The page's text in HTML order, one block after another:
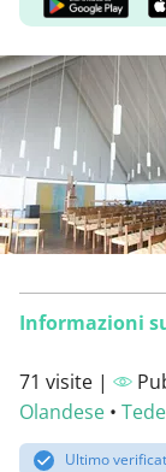
Informazioni
71 visite |
Olandese •
Ultimo